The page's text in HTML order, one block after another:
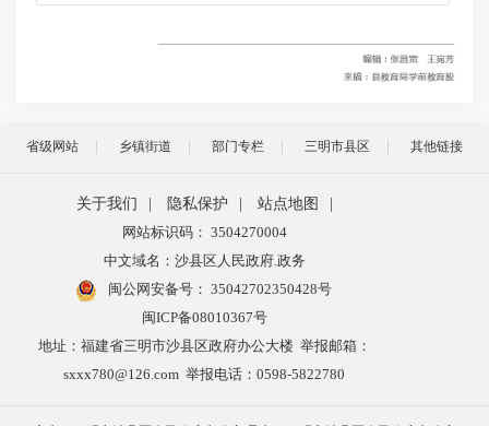
省级网站 乡镇街道 部门专栏 三明市县区 其他链接
关于我们 隐私保护 站点地图
网站标识码： 3504270004
中文域名：沙县区人民政府.政务
闽公网安备号： 35042702350428号
闽ICP备08010367号
地址：福建省三明市沙县区政府办公大楼 举报邮箱：
sxxx780@126.com 举报电话：0598-5822780